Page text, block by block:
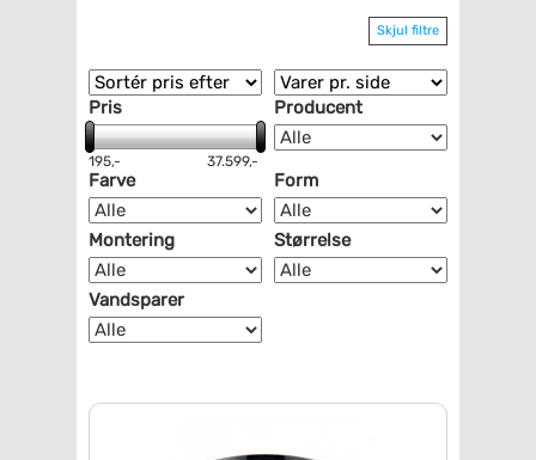
Skjul filtre
Pris
195,- 37.599,-
Producent
Farve Form
Montering Størrelse
Vandsparer